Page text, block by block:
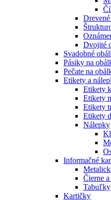
Dvojité
Svadobné
Pásiky na
Pečate na
Etikety a
Etikety
Etikety
Etikety
Etikety
Nálepky
Informačné
Čierne
Tabuľky
Kartičky